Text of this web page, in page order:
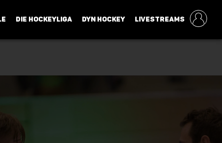
DIE HOCKEYLIGA DYN HOCKEY LIVESTREAMS